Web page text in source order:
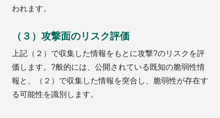
われます。
（３）攻撃面のリスク評価
上記（２）で収集した情報をもとに攻撃?のリスクを評
価します。?般的には、公開されている既知の脆弱性情
報と、（２）で収集した情報を突合し、脆弱性が存在す
る可能性を識別します。